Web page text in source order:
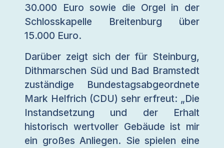
30.000 Euro sowie die Orgel in der
Schlosskapelle Breitenburg über
15.000 Euro.
Darüber zeigt sich der für Steinburg,
Dithmarschen Süd und Bad Bramstedt
zuständige Bundestagsabgeordnete
Mark Helfrich (CDU) sehr erfreut: „Die
Instandsetzung und der Erhalt
historisch wertvoller Gebäude ist mir
ein großes Anliegen. Sie spielen eine